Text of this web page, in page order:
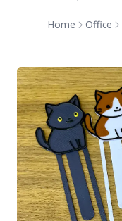
Home Office